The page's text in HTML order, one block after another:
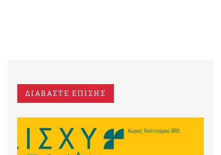
ΔΙΑΒΑΣΤΕ ΕΠΙΣΗΣ